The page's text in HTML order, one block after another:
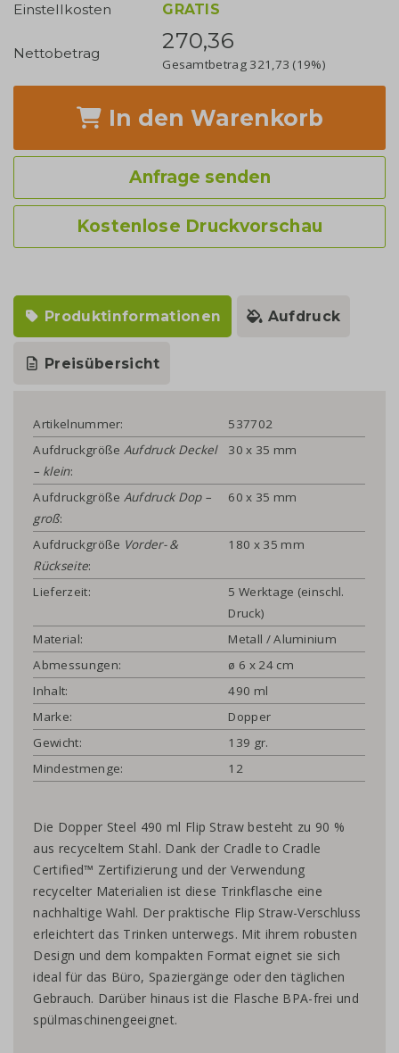
Einstellkosten
GRATIS
Nettobetrag 270,36
Gesamtbetrag 321,73 (19%)
In den Warenkorb
Anfrage senden
Kostenlose Druckvorschau
Produktinformationen Aufdruck
Preisübersicht
Artikelnummer:
537702
Aufdruckgröße Aufdruck Deckel
– klein:
30 x 35 mm
Aufdruckgröße Aufdruck Dop –
groß:
60 x 35 mm
Aufdruckgröße Vorder- &
Rückseite:
180 x 35 mm
Lieferzeit:
5 Werktage (einschl.
Druck)
Material:
Metall / Aluminium
Abmessungen:
ø 6 x 24 cm
Inhalt:
490 ml
Marke:
Dopper
Gewicht:
139 gr.
Mindestmenge:
12
Die Dopper Steel 490 ml Flip Straw besteht zu 90 %
aus recyceltem Stahl. Dank der Cradle to Cradle
Certified™ Zertifizierung und der Verwendung
recycelter Materialien ist diese Trinkflasche eine
nachhaltige Wahl. Der praktische Flip Straw-Verschluss
erleichtert das Trinken unterwegs. Mit ihrem robusten
Design und dem kompakten Format eignet sie sich
ideal für das Büro, Spaziergänge oder den täglichen
Gebrauch. Darüber hinaus ist die Flasche BPA-frei und
spülmaschinengeeignet.